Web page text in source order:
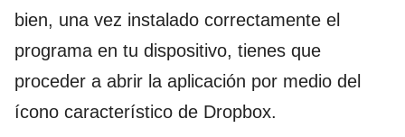
bien, una vez instalado correctamente el
programa en tu dispositivo, tienes que
proceder a abrir la aplicación por medio del
ícono característico de Dropbox.